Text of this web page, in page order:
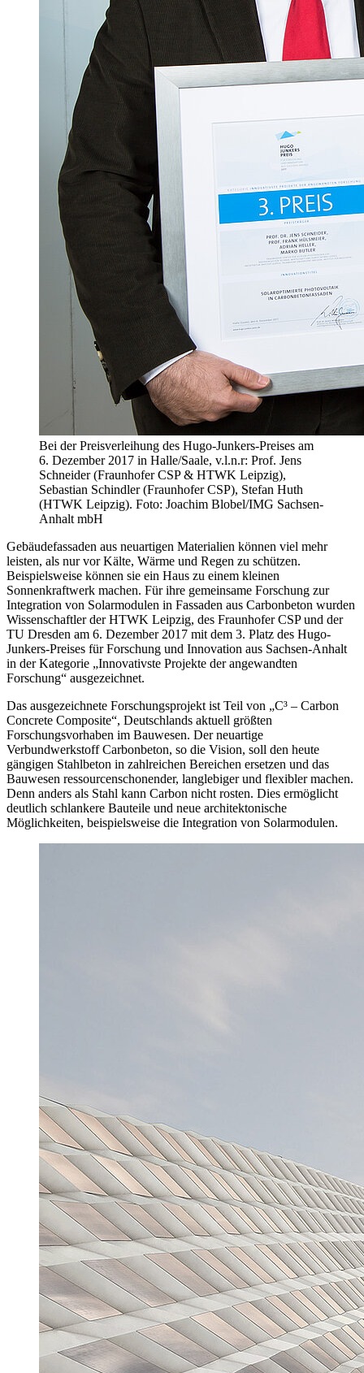
Bei der Preisverleihung des Hugo-Junkers-Preises am
6. Dezember 2017 in Halle/Saale, v.l.n.r: Prof. Jens
Schneider (Fraunhofer CSP & HTWK Leipzig),
Sebastian Schindler (Fraunhofer CSP), Stefan Huth
(HTWK Leipzig). Foto: Joachim Blobel/IMG Sachsen-
Anhalt mbH
Gebäudefassaden aus neuartigen Materialien können viel mehr
leisten, als nur vor Kälte, Wärme und Regen zu schützen.
Beispielsweise können sie ein Haus zu einem kleinen
Sonnenkraftwerk machen. Für ihre gemeinsame Forschung zur
Integration von Solarmodulen in Fassaden aus Carbonbeton wurden
Wissenschaftler der HTWK Leipzig, des Fraunhofer CSP und der
TU Dresden am 6. Dezember 2017 mit dem 3. Platz des Hugo-
Junkers-Preises für Forschung und Innovation aus Sachsen-Anhalt
in der Kategorie „Innovativste Projekte der angewandten
Forschung“ ausgezeichnet.
Das ausgezeichnete Forschungsprojekt ist Teil von „C³ – Carbon
Concrete Composite“, Deutschlands aktuell größten
Forschungsvorhaben im Bauwesen. Der neuartige
Verbundwerkstoff Carbonbeton, so die Vision, soll den heute
gängigen Stahlbeton in zahlreichen Bereichen ersetzen und das
Bauwesen ressourcenschonender, langlebiger und flexibler machen.
Denn anders als Stahl kann Carbon nicht rosten. Dies ermöglicht
deutlich schlankere Bauteile und neue architektonische
Möglichkeiten, beispielsweise die Integration von Solarmodulen.